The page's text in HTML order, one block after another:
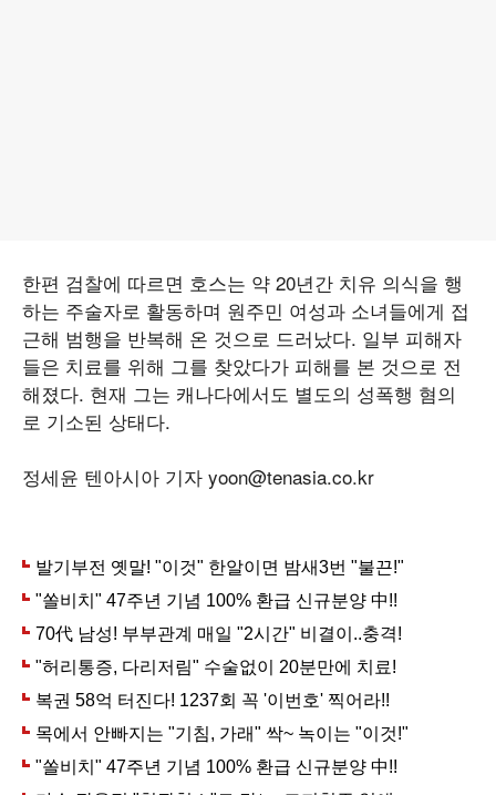
한편 검찰에 따르면 호스는 약 20년간 치유 의식을 행
하는 주술자로 활동하며 원주민 여성과 소녀들에게 접
근해 범행을 반복해 온 것으로 드러났다. 일부 피해자
들은 치료를 위해 그를 찾았다가 피해를 본 것으로 전
해졌다. 현재 그는 캐나다에서도 별도의 성폭행 혐의
로 기소된 상태다.
정세윤 텐아시아 기자 yoon@tenasia.co.kr